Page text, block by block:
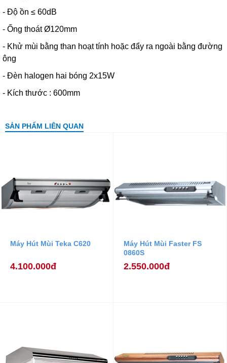
- Độ ồn ≤ 60dB
- Ống thoát Ø120mm
- Khử mùi bằng than hoạt tính hoặc đẩy ra ngoài bằng đường
ông
- Đèn halogen hai bóng 2x15W
- Kích thước : 600mm
SẢN PHẨM LIÊN QUAN
Máy Hút Mùi Teka C620
4.100.000đ
Máy Hút Mùi Faster FS
0860S
2.550.000đ